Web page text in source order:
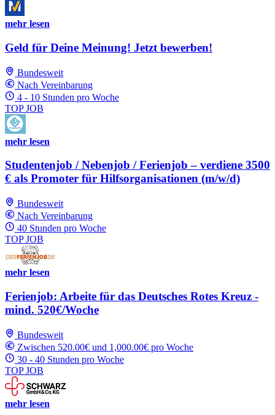
mehr lesen
Geld für Deine Meinung! Jetzt bewerben!
Bundesweit
Nach Vereinbarung
4 - 10 Stunden pro Woche
TOP JOB
mehr lesen
Studentenjob / Nebenjob / Ferienjob – verdiene 3500
€ als Promoter für Hilfsorganisationen (m/w/d)
Bundesweit
Nach Vereinbarung
40 Stunden pro Woche
TOP JOB
mehr lesen
Ferienjob: Arbeite für das Deutsches Rotes Kreuz -
mind. 520€/Woche
Bundesweit
Zwischen 520.00€ und 1,000.00€ pro Woche
30 - 40 Stunden pro Woche
TOP JOB
mehr lesen